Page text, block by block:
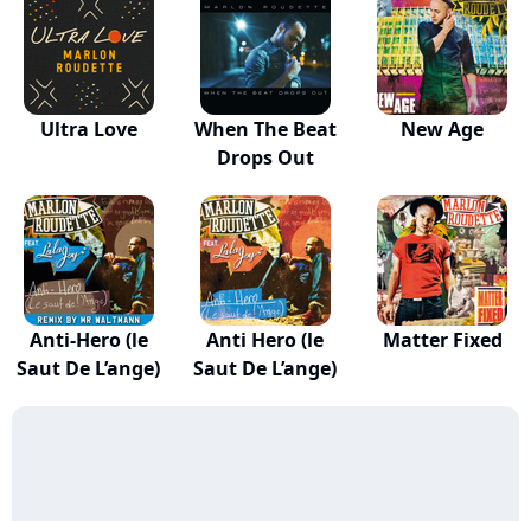
Ultra Love
When The Beat
Drops Out
New Age
Anti-Hero (le
Saut De L’ange)
Anti Hero (le
Saut De L’ange)
Matter Fixed